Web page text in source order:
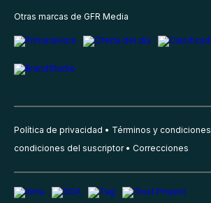
Otras marcas de GFR Media
Política de privacidad Términos y condiciones
condiciones del suscriptor
Correcciones